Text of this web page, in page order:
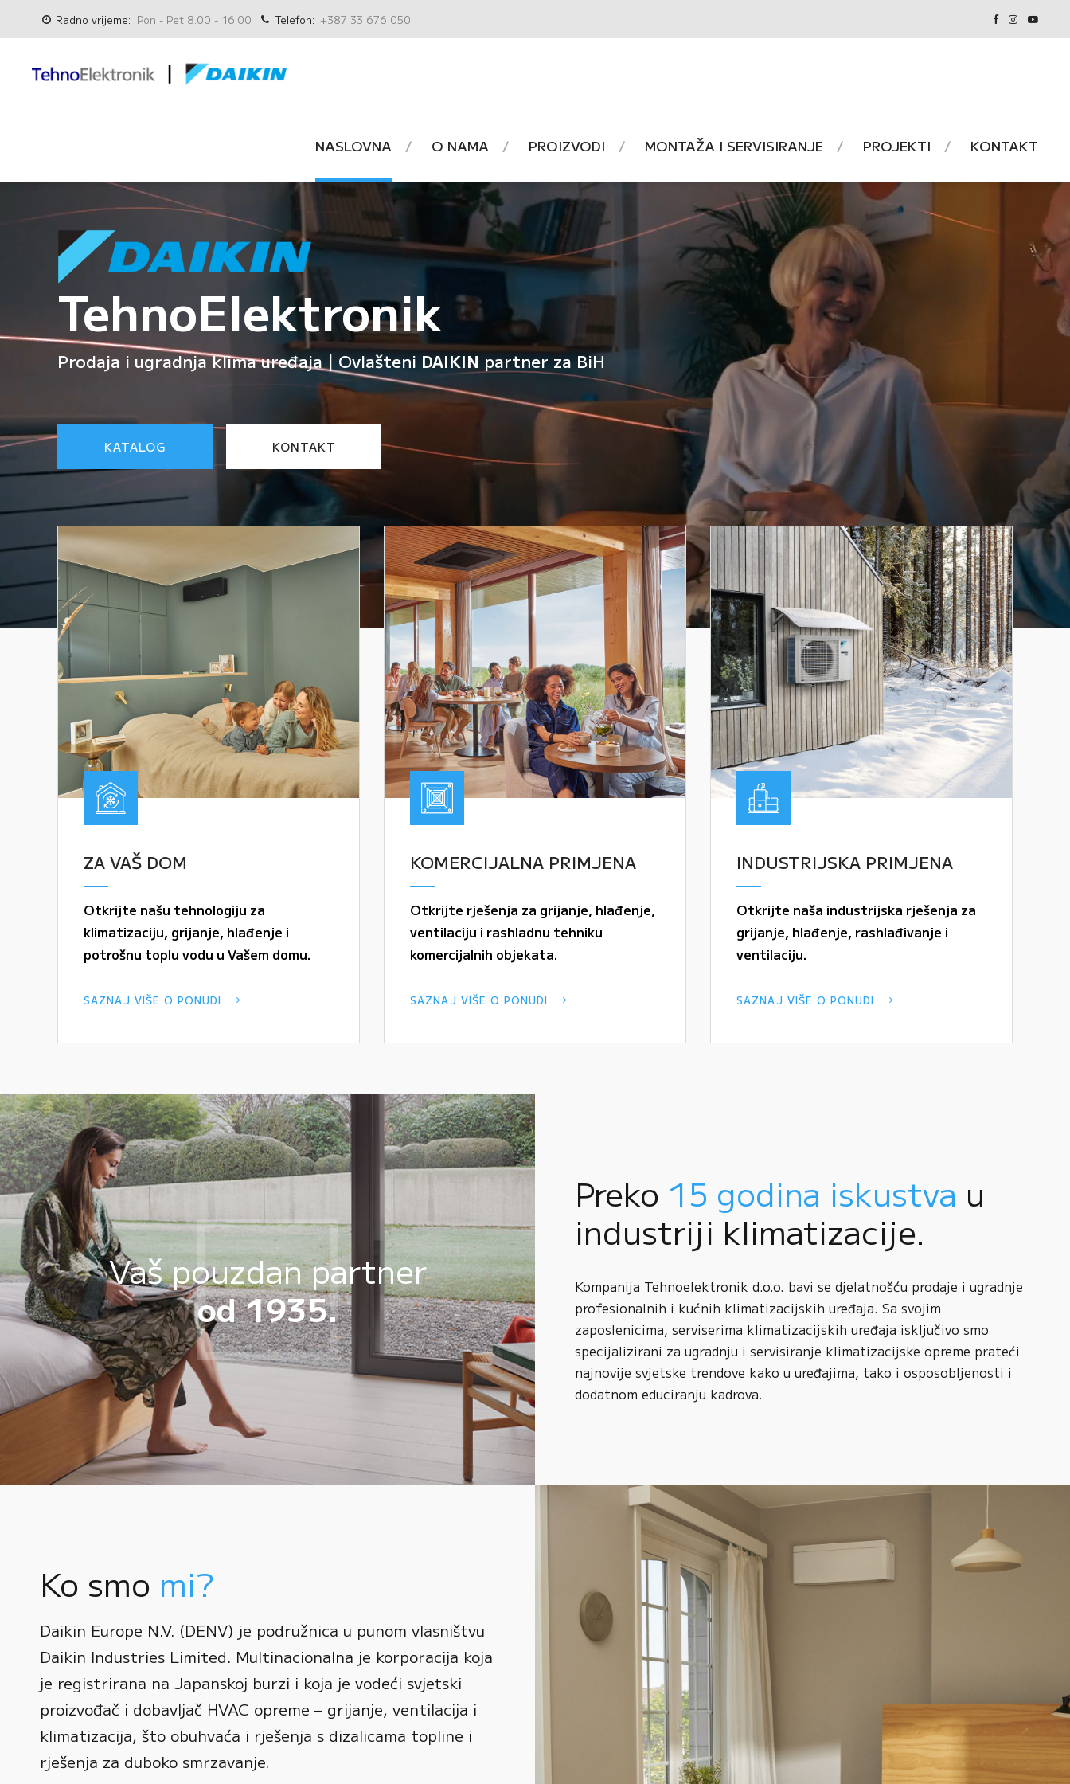
Radno vrijeme: Pon - Pet 8.00 - 16.00 Telefon: +387 33 676 050
NASLOVNA O NAMA PROIZVODI MONTAŽA I SERVISIRANJE PROJEKTI KONTAKT
TehnoElektronik
Prodaja i ugradnja klima uređaja | OvlašteniDAIKINpartner za BiH
KATALOG KONTAKT
ZA VAŠ DOM
Otkrijte našu tehnologiju za
klimatizaciju, grijanje, hlađenje i
potrošnu toplu vodu u Vašem domu.
SAZNAJ VIŠE O PONUDI
KOMERCIJALNA PRIMJENA
Otkrijte rješenja za grijanje, hlađenje,
ventilaciju i rashladnu tehniku
komercijalnih objekata.
SAZNAJ VIŠE O PONUDI
INDUSTRIJSKA PRIMJENA
Otkrijte naša industrijska rješenja za
grijanje, hlađenje, rashlađivanje i
ventilaciju.
SAZNAJ VIŠE O PONUDI
Vaš pouzdan partner
od 1935.
Preko 15 godina iskustva u
industriji klimatizacije.
Kompanija Tehnoelektronik d.o.o. bavi se djelatnošću prodaje i ugradnje
profesionalnih i kućnih klimatizacijskih uređaja. Sa svojim
zaposlenicima, serviserima klimatizacijskih uređaja isključivo smo
specijalizirani za ugradnju i servisiranje klimatizacijske opreme prateći
najnovije svjetske trendove kako u uređajima, tako i osposobljenosti i
dodatnom educiranju kadrova.
Ko smo mi?
Daikin Europe N.V. (DENV) je podružnica u punom vlasništvu
Daikin Industries Limited. Multinacionalna je korporacija koja
je registrirana na Japanskoj burzi i koja je vodeći svjetski
proizvođač i dobavljač HVAC opreme – grijanje, ventilacija i
klimatizacija, što obuhvaća i rješenja s dizalicama topline i
rješenja za duboko smrzavanje.
0
1
2
3
4
0
1
2
3
0
1
2
0